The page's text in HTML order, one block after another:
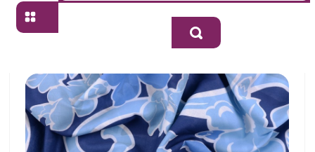
Главная
Ткань хлопок плательно-